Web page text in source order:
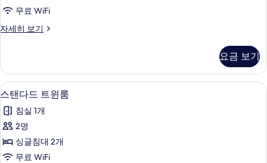
더
룸
진
모
두
보
기
무료 WiFi
자세히 보기
스
더
블
룸
세
히
기
요금 보기
스
탠
다
드
트
스탠다드 트윈룸 | 책상, 다리미/다리
3
스탠다드 트윈룸
침실 1개
2명
싱글침대 2개
무료 WiFi